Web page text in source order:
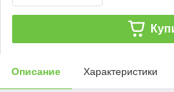
Описание Характеристики